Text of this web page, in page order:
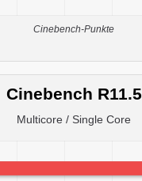
Cinebench-Punkte
Cinebench R11.5
Multicore / Single Core